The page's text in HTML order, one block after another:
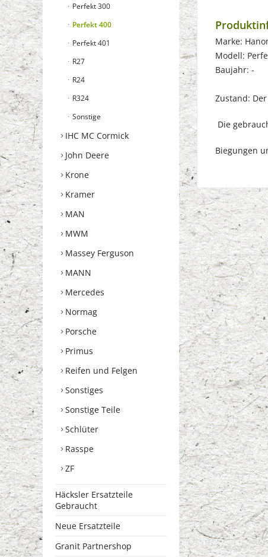
Perfekt 300
Perfekt 400
Perfekt 401
R27
R24
R324
Sonstige
IHC MC Cormick
John Deere
Krone
Kramer
MAN
MWM
Massey Ferguson
MANN
Mercedes
Normag
Porsche
Primus
Reifen und Felgen
Sonstiges
Sonstige Teile
Schlüter
Rasspe
ZF
Häcksler Ersatzteile
Gebraucht
Neue Ersatzteile
Granit Partnershop
Marke:
Modell:
Baujahr: -
Zustand:
Die
Biegungen